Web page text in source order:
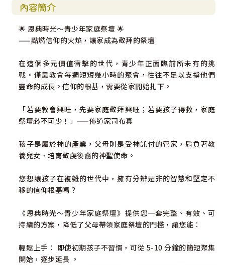
內容簡介
🌟 恩典時光～青少年家庭祭壇 🌟
——點燃信仰的火焰，讓家成為敬拜的祭壇
在這個多元價值衝擊的世代，青少年正面臨前所未有的挑
戰。僅靠教會每週短短幾小時的聚會，往往不足以支撐他們
靈命的成長。信仰的根基，需要從家開始扎下。
「若要教會興旺，先要家庭敬拜興旺；若要孩子得救，家庭
祭壇必不可少！」——佈道家司布真
孩子是屬於神的產業，父母則是受神託付的管家，肩負著教
養兒女、培育敬虔後裔的神聖使命。
您想讓孩子在複雜的世代中，擁有分辨是非的智慧和堅定不
移的信仰根基嗎？
《恩典時光～青少年家庭祭壇》提供您一套完整、有效、可
持續的方案，降低了父母帶領家庭祭壇的門檻，讓您能：
輕鬆上手： 即使初期孩子不習慣，可從 5-10 分鐘的簡短聚集
開始，逐步延長 。